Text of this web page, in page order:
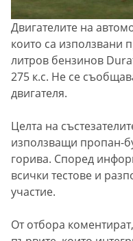
Двигателите на
които са използвани
литров бензинов
275 к.с. Не се
двигателя.
Целта на
използващи пропан-
горива. Според
всички тестове и
участие.
От отбора